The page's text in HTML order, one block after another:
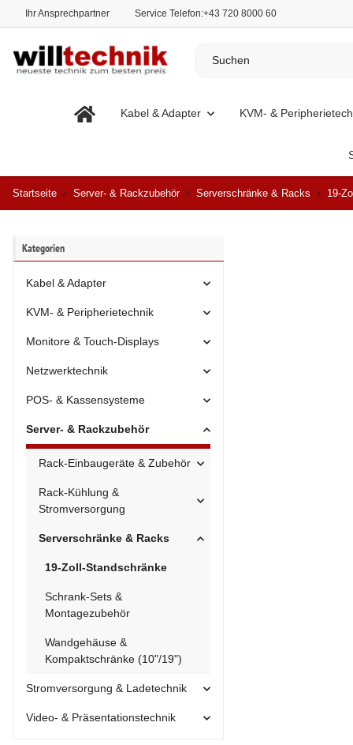
Ihr Ansprechpartner Service Telefon:+43 720 8000 60
Kabel & Adapter KVM- &
Startseite Server- & Rackzubehör Serverschränke & Racks 19-
Kategorien
Kabel & Adapter
KVM- & Peripherietechnik
Monitore & Touch-Displays
Netzwerktechnik
POS- & Kassensysteme
Server- & Rackzubehör
Rack-Einbaugeräte & Zubehör
Rack-Kühlung &
Stromversorgung
Serverschränke & Racks
19-Zoll-Standschränke
Schrank-Sets &
Montagezubehör
Wandgehäuse &
Kompaktschränke (10"/19")
Stromversorgung & Ladetechnik
Video- & Präsentationstechnik